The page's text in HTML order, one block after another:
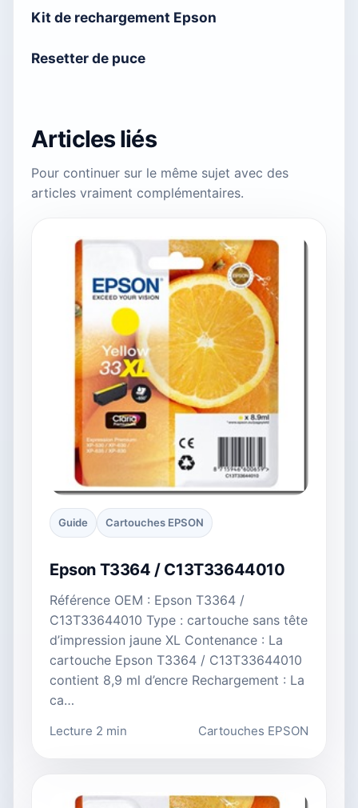
Kit de rechargement Epson
Resetter de puce
Articles liés
Pour continuer sur le même sujet avec des
articles vraiment complémentaires.
Guide Cartouches EPSON
Epson T3364 / C13T33644010
Référence OEM : Epson T3364 /
C13T33644010 Type : cartouche sans tête
d’impression jaune XL Contenance : La
cartouche Epson T3364 / C13T33644010
contient 8,9 ml d’encre Rechargement : La
ca…
Lecture 2 min Cartouches EPSON